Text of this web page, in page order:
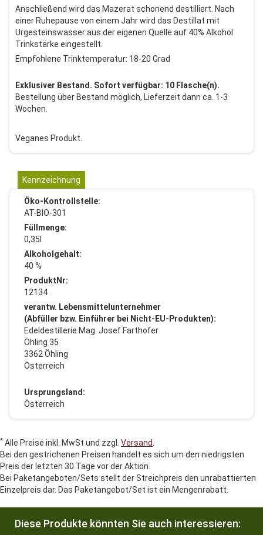
Anschließend wird das Mazerat schonend destilliert. Nach
einer Ruhepause von einem Jahr wird das Destillat mit
Urgesteinswasser aus der eigenen Quelle auf 40% Alkohol
Trinkstärke eingestellt.
Empfohlene Trinktemperatur: 18-20 Grad
Exklusiver Bestand. Sofort verfügbar: 10 Flasche(n).
Bestellung über Bestand möglich, Lieferzeit dann ca. 1-3
Wochen.
Veganes Produkt.
Kennzeichnung
Öko-Kontrollstelle:
AT-BIO-301
Füllmenge:
0,35l
Alkoholgehalt:
40 %
ProduktNr:
12134
verantw. Lebensmittelunternehmer
(Abfüller bzw. Einführer bei Nicht-EU-Produkten):
Edeldestillerie Mag. Josef Farthofer
Öhling 35
3362 Öhling
Österreich
Ursprungsland:
Österreich
* Alle Preise inkl. MwSt und zzgl. Versand
Bei den gestrichenen Preisen handelt es sich um den niedrigsten
Preis der letzten 30 Tage vor der Aktion.
Bei Paketangeboten/Sets stellt der Streichpreis den unrabattierten
Einzelpreis dar. Das Paketangebot/Set ist ein Mengenrabatt.
Diese Produkte könnten Sie auch interessieren: